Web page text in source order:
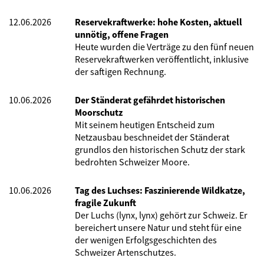
12.06.2026
Reservekraftwerke: hohe Kosten, aktuell
unnötig, offene Fragen
Heute wurden die Verträge zu den fünf neuen
Reservekraftwerken veröffentlicht, inklusive
der saftigen Rechnung.
10.06.2026
Der Ständerat gefährdet historischen
Moorschutz
Mit seinem heutigen Entscheid zum
Netzausbau beschneidet der Ständerat
grundlos den historischen Schutz der stark
bedrohten Schweizer Moore.
10.06.2026
Tag des Luchses: Faszinierende Wildkatze,
fragile Zukunft
Der Luchs (lynx, lynx) gehört zur Schweiz. Er
bereichert unsere Natur und steht für eine
der wenigen Erfolgsgeschichten des
Schweizer Artenschutzes.